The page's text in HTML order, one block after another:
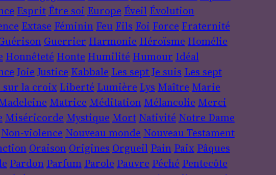
Esprit Être soi Europe Éveil Évolution
Extase Féminin Feu Fils Foi Force Fraternité
Guerrier Harmonie Héroïsme Homélie
Honnêteté Honte Humilité Humour Idéal
Joie Justice Kabbale Les sept Je suis Les sept
sur la croix Liberté Lumière Lys Maître Marie
Matrice Méditation Mélancolie Merci
Miséricorde Mystique Mort Nativité Notre Dame
Non-violence Nouveau monde Nouveau Testament
Oraison Origines Orgueil Pain Paix Pâques
Pardon Parfum Parole Pauvre Péché Pentecôte